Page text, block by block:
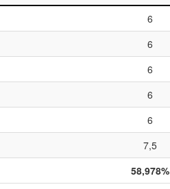
6
6
6
6
6
7,5
58,978%